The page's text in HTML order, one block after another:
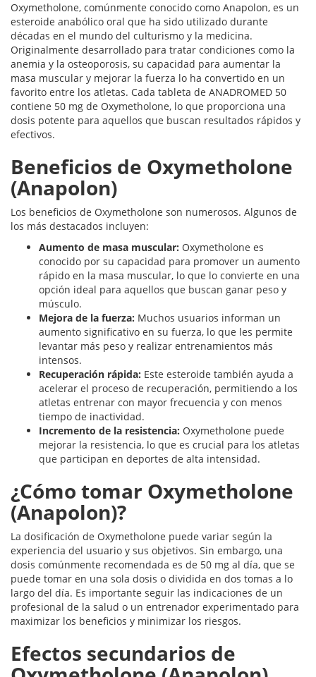
Oxymetholone, comúnmente conocido como Anapolon, es un
esteroide anabólico oral que ha sido utilizado durante
décadas en el mundo del culturismo y la medicina.
Originalmente desarrollado para tratar condiciones como la
anemia y la osteoporosis, su capacidad para aumentar la
masa muscular y mejorar la fuerza lo ha convertido en un
favorito entre los atletas. Cada tableta de ANADROMED 50
contiene 50 mg de Oxymetholone, lo que proporciona una
dosis potente para aquellos que buscan resultados rápidos y
efectivos.
Beneficios de Oxymetholone
(Anapolon)
Los beneficios de Oxymetholone son numerosos. Algunos de
los más destacados incluyen:
Aumento de masa muscular: Oxymetholone es
conocido por su capacidad para promover un aumento
rápido en la masa muscular, lo que lo convierte en una
opción ideal para aquellos que buscan ganar peso y
músculo.
Mejora de la fuerza: Muchos usuarios informan un
aumento significativo en su fuerza, lo que les permite
levantar más peso y realizar entrenamientos más
intensos.
Recuperación rápida: Este esteroide también ayuda a
acelerar el proceso de recuperación, permitiendo a los
atletas entrenar con mayor frecuencia y con menos
tiempo de inactividad.
Incremento de la resistencia: Oxymetholone puede
mejorar la resistencia, lo que es crucial para los atletas
que participan en deportes de alta intensidad.
¿Cómo tomar Oxymetholone
(Anapolon)?
La dosificación de Oxymetholone puede variar según la
experiencia del usuario y sus objetivos. Sin embargo, una
dosis comúnmente recomendada es de 50 mg al día, que se
puede tomar en una sola dosis o dividida en dos tomas a lo
largo del día. Es importante seguir las indicaciones de un
profesional de la salud o un entrenador experimentado para
maximizar los beneficios y minimizar los riesgos.
Efectos secundarios de